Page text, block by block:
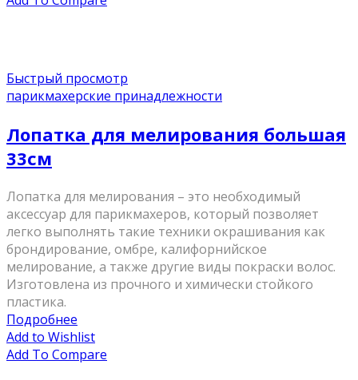
Быстрый просмотр
парикмахерские принадлежности
Лопатка для мелирования большая
33см
Лопатка для мелирования – это необходимый
аксессуар для парикмахеров, который позволяет
легко выполнять такие техники окрашивания как
брондирование, омбре, калифорнийское
мелирование, а также другие виды покраски волос.
Изготовлена из прочного и химически стойкого
пластика.
Подробнее
Add to Wishlist
Add To Compare